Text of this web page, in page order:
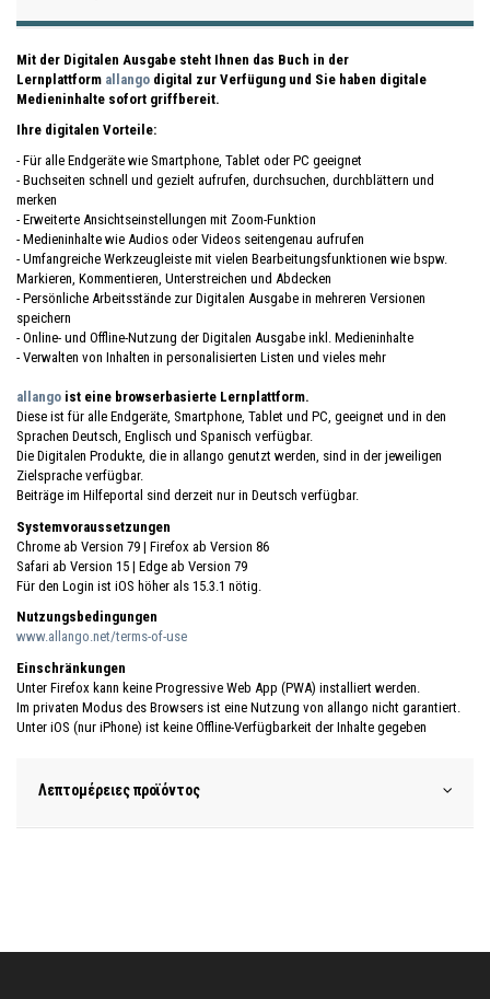
Mit der Digitalen Ausgabe steht Ihnen das Buch in der
Lernplattform allango digital zur Verfügung und Sie haben digitale
Medieninhalte sofort griffbereit.
Ihre digitalen Vorteile:
- Für alle Endgeräte wie Smartphone, Tablet oder PC geeignet
- Buchseiten schnell und gezielt aufrufen, durchsuchen, durchblättern und
merken
- Erweiterte Ansichtseinstellungen mit Zoom-Funktion
- Medieninhalte wie Audios oder Videos seitengenau aufrufen
- Umfangreiche Werkzeugleiste mit vielen Bearbeitungsfunktionen wie bspw.
Markieren, Kommentieren, Unterstreichen und Abdecken
- Persönliche Arbeitsstände zur Digitalen Ausgabe in mehreren Versionen
speichern
- Online- und Offline-Nutzung der Digitalen Ausgabe inkl. Medieninhalte
- Verwalten von Inhalten in personalisierten Listen und vieles mehr
allango ist eine browserbasierte Lernplattform.
Diese ist für alle Endgeräte, Smartphone, Tablet und PC, geeignet und in den
Sprachen Deutsch, Englisch und Spanisch verfügbar.
Die Digitalen Produkte, die in allango genutzt werden, sind in der jeweiligen
Zielsprache verfügbar.
Beiträge im Hilfeportal sind derzeit nur in Deutsch verfügbar.
Systemvoraussetzungen
Chrome ab Version 79 | Firefox ab Version 86
Safari ab Version 15 | Edge ab Version 79
Für den Login ist iOS höher als 15.3.1 nötig.
Nutzungsbedingungen
www.allango.net/terms-of-use
Einschränkungen
Unter Firefox kann keine Progressive Web App (PWA) installiert werden.
Im privaten Modus des Browsers ist eine Nutzung von allango nicht garantiert.
Unter iOS (nur iPhone) ist keine Offline-Verfügbarkeit der Inhalte gegeben
Λεπτομέρειες προϊόντος